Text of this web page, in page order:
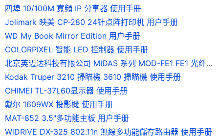
四埠 10/100M 寬頻 IP 分享器 使用手冊
Jolimark 映美 CP-280 24针点阵打印机 用户手册
WD My Book Mirror Edition 用户手册
COLORPIXEL 智能 LED 控制器 使用手册
北京英迈达科技有限公司 MIDAS 系列 MOD-FE1 FE1 光纤调制解调器 说明书
Kodak Truper 3210 掃瞄機 3610 掃瞄機 使用手册
CHIMEI TL-37L60显示器 使用手册
戴尔 1609WX 投影機 使用手册
MAT-852 3.5"多功能主板 用户手册
WiDRIVE DX-325 802.11n 無線多功能儲存路由器 使用手册